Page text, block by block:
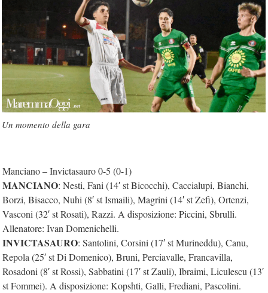
Un momento della gara
Manciano – Invictasauro 0-5 (0-1)
MANCIANO: Nesti, Fani (14′ st Bicocchi), Caccialupi, Bianchi,
Borzi, Bisacco, Nuhi (8′ st Ismaili), Magrini (14′ st Zefi), Ortenzi,
Vasconi (32′ st Rosati), Razzi. A disposizione: Piccini, Sbrulli.
Allenatore: Ivan Domenichelli.
INVICTASAURO: Santolini, Corsini (17′ st Murineddu), Canu,
Repola (25′ st Di Domenico), Bruni, Perciavalle, Francavilla,
Rosadoni (8′ st Rossi), Sabbatini (17′ st Zauli), Ibraimi, Liculescu (13′
st Fommei). A disposizione: Kopshti, Galli, Frediani, Pascolini.